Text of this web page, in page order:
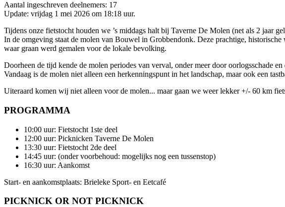
Aantal ingeschreven deelnemers: 17
Update: vrijdag 1 mei 2026 om 18:18 uur.
Tijdens onze fietstocht houden we ’s middags halt bij Taverne De Molen (net als 2 jaar
In de omgeving staat de molen van Bouwel in Grobbendonk. Deze prachtige,
waar graan werd gemalen voor de lokale bevolking.
Doorheen de tijd kende de molen periodes van verval, onder meer door oorlogsschade
Vandaag is de molen niet alleen een herkenningspunt in het landschap, maar ook een
Uiteraard komen wij niet alleen voor de molen... maar gaan we weer lekker +/- 60 km
PROGRAMMA
10:00 uur: Fietstocht 1ste deel
12:00 uur: Picknicken Taverne De Molen
13:30 uur: Fietstocht 2de deel
14:45 uur: (onder voorbehoud: mogelijks nog een tussenstop)
16:30 uur: Aankomst
Start- en aankomstplaats: Brieleke Sport- en Eetcafé
PICKNICK OR NOT PICKNICK